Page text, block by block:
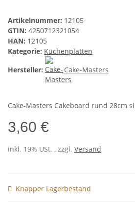
Artikelnummer: 12105
GTIN: 4250712321054
HAN: 12105
Kategorie: Kuchenplatten
Hersteller:
Cake-Masters
Cake-Masters Cakeboard rund 28cm
3,60 €
inkl. 19% USt. , zzgl. Versand
Knapper Lagerbestand